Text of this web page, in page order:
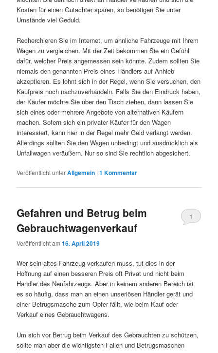
Kosten für einen Gutachter sparen, so benötigen Sie unter
Umstände viel Geduld.
Recherchieren Sie im Internet, um ähnliche Fahrzeuge mit Ihrem
Wagen zu vergleichen. Mit der Zeit bekommen Sie ein Gefühl
dafür, welcher Preis angemessen sein könnte. Zudem sollten Sie
niemals den genannten Preis eines Händlers auf Anhieb
akzeptieren. Es lohnt sich in der Regel, wenn Sie versuchen, den
Kaufpreis noch nachzuverhandeln. Falls Sie den Eindruck haben,
der Käufer möchte Sie über den Tisch ziehen, dann lassen Sie
sich eines oder mehrere Angebote von alternativen Käufern
machen. Sofern sich ein privater Käufer für den Wagen
interessiert, kann hier in der Regel mehr Geld verlangt werden.
Allerdings sollten Sie den Wagen unbedingt und ausdrücklich als
Unfallwagen veräußern. Nur so sind Sie rechtlich abgesichert.
Veröffentlicht unterAllgemein |1 Kommentar
Gefahren und Betrug beim
Gebrauchtwagenverkauf
Veröffentlicht am16. April 2019
1
Wer sein altes Fahrzeug verkaufen muss, tut dies in der
Hoffnung auf einen besseren Preis oft Privat und nicht beim
Händler des Neufahrzeugs. Aber in keinem anderen Bereich ist
es so häufig, dass man an einen unseriösen Händler gerät und
einer Betrugsmasche zum Opfer fällt, wie beim Kauf oder
Verkauf eines Gebrauchtwagens.
Um sich vor Betrug beim Verkauf des Gebrauchten zu schützen,
sollte man aber die wichtigsten Fallen und Betrugsmaschen